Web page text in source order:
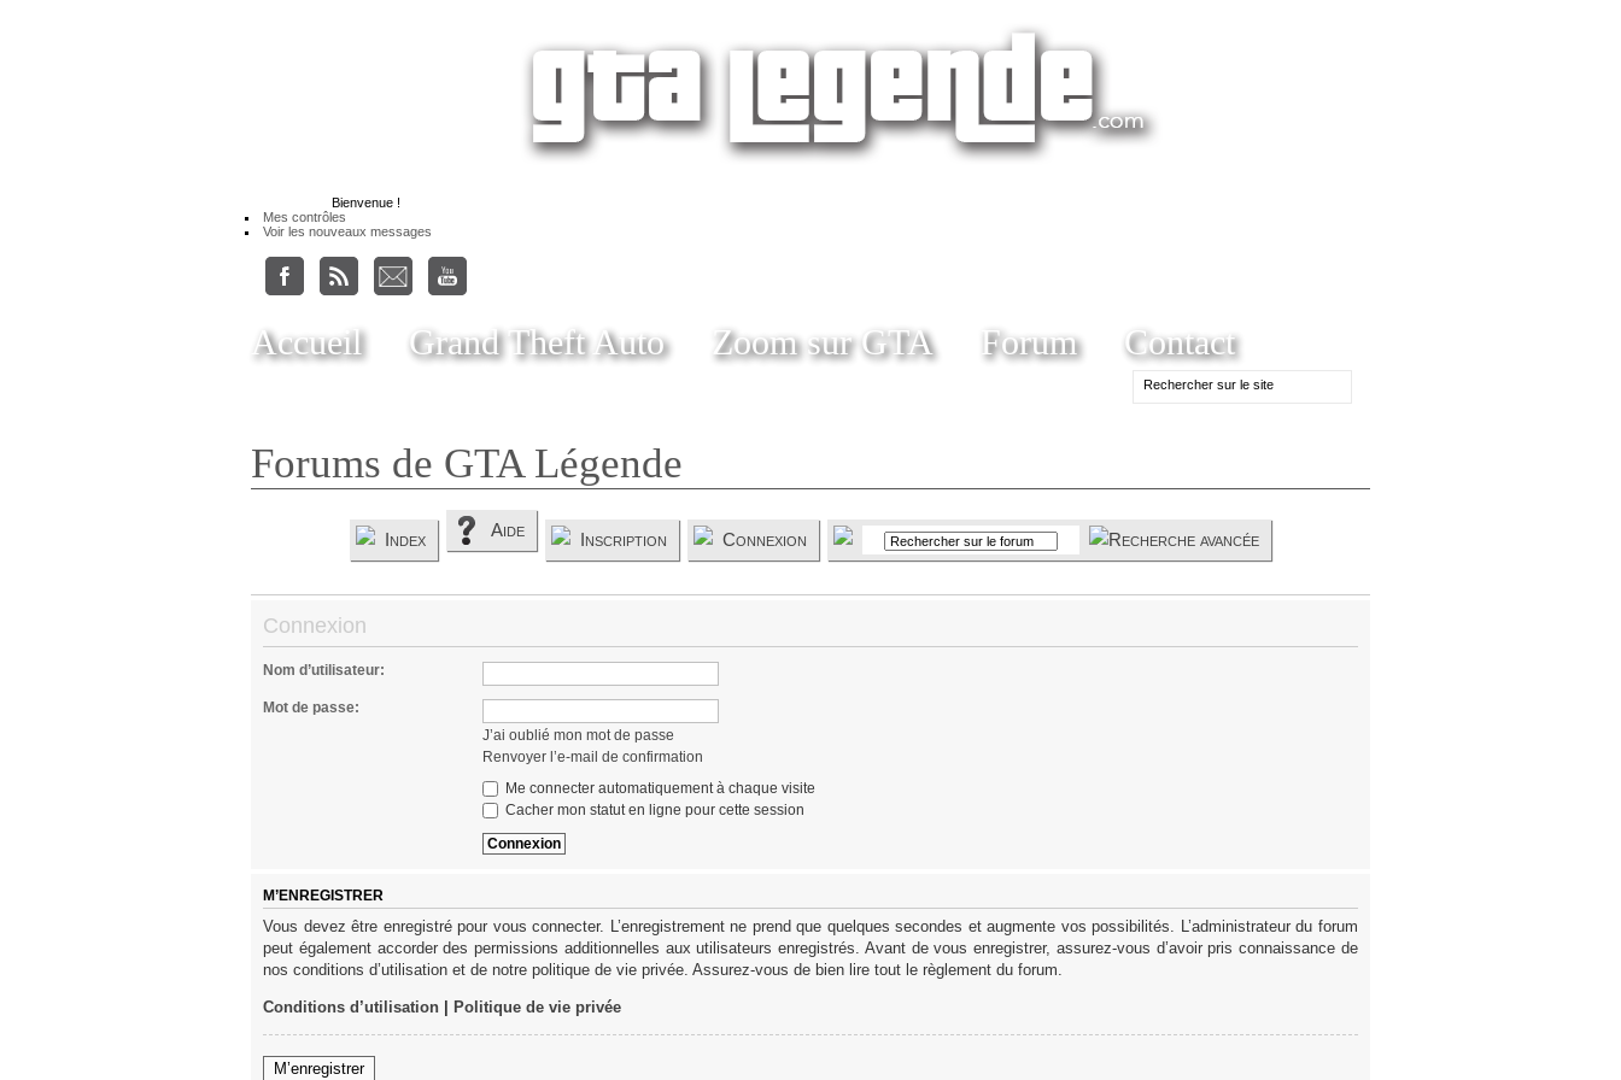
Bienvenue !
Mes contrôles
Voir les nouveaux messages
Accueil Grand Theft Auto Zoom sur GTA Forum Contact
Forums de GTA Légende
Index Aide Inscription Connexion
Connexion
Nom d’utilisateur:
Mot de passe:
J’ai oublié mon mot de passe
Renvoyer l’e-mail de confirmation
Me connecter automatiquement à chaque visite
Cacher mon statut en ligne pour cette session
M’ENREGISTRER
Vous devez être enregistré pour vous connecter. L’enregistrement ne prend que quelques secondes et augmente vos possibilités. L’administrateur du forum
peut également accorder des permissions additionnelles aux utilisateurs enregistrés. Avant de vous enregistrer, assurez-vous d’avoir pris connaissance de
nos conditions d’utilisation et de notre politique de vie privée. Assurez-vous de bien lire tout le règlement du forum.
Conditions d’utilisation Politique de vie privée
M’enregistrer